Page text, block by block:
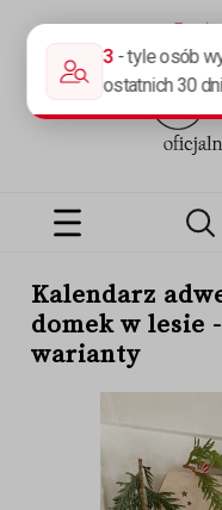
Kalendarz
domek w lesie
warianty